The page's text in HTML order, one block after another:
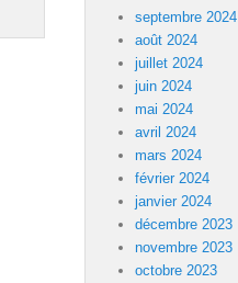
septembre 2024
août 2024
juillet 2024
juin 2024
mai 2024
avril 2024
mars 2024
février 2024
janvier 2024
décembre 2023
novembre 2023
octobre 2023